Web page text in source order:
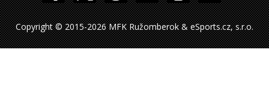
Copyright © 2015-2026 MFK Ružomberok & eSports.cz, s.r.o.